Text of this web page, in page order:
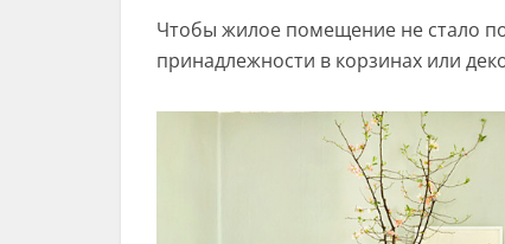
Чтобы жилое помещение не стало
принадлежности в корзинах или